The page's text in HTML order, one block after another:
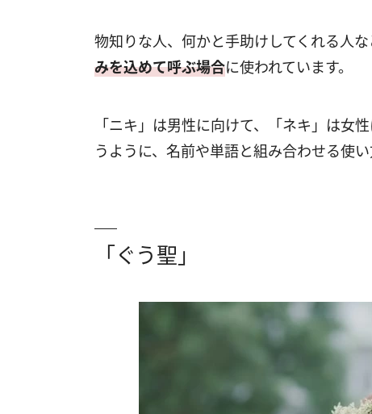
物知りな人、何かと手助けしてくれる人
みを込めて呼ぶ場合に使われています。
「ニキ」は男性に向けて、「ネキ」は
うように、名前や単語と組み合わせる使い
「ぐう聖」